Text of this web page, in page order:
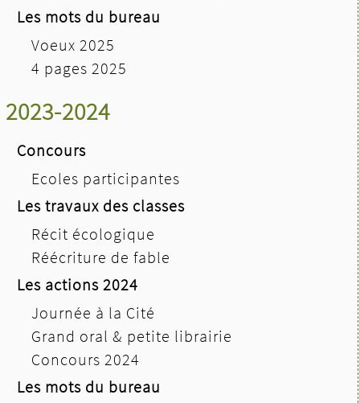
Les mots du bureau
Voeux 2025
4 pages 2025
2023-2024
Concours
Ecoles participantes
Les travaux des classes
Récit écologique
Réécriture de fable
Les actions 2024
Journée à la Cité
Grand oral & petite librairie
Concours 2024
Les mots du bureau